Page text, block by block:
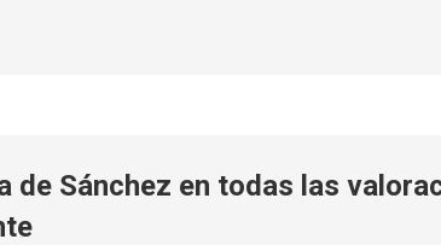
de Sánchez en todas las